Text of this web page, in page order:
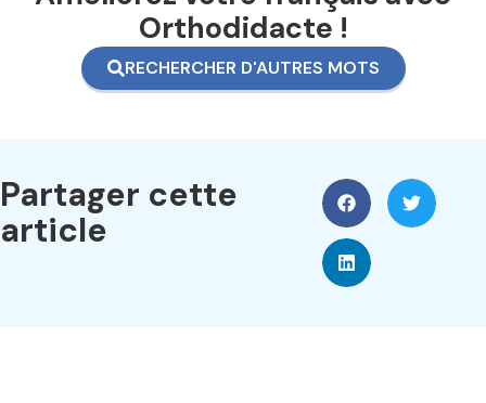
Orthodidacte !
RECHERCHER D'AUTRES MOTS
Partager cette
article